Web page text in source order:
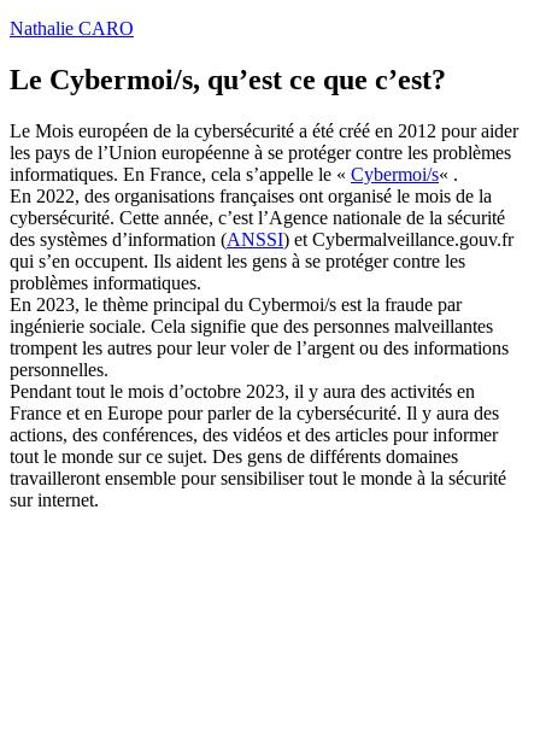
Nathalie CARO
Le Cybermoi/s, qu’est ce que c’est?
Le Mois européen de la cybersécurité a été créé en 2012 pour aider
les pays de l’Union européenne à se protéger contre les problèmes
informatiques. En France, cela s’appelle le « Cybermoi/s« .
En 2022, des organisations françaises ont organisé le mois de la
cybersécurité. Cette année, c’est l’Agence nationale de la sécurité
des systèmes d’information (ANSSI) et Cybermalveillance.gouv.fr
qui s’en occupent. Ils aident les gens à se protéger contre les
problèmes informatiques.
En 2023, le thème principal du Cybermoi/s est la fraude par
ingénierie sociale. Cela signifie que des personnes malveillantes
trompent les autres pour leur voler de l’argent ou des informations
personnelles.
Pendant tout le mois d’octobre 2023, il y aura des activités en
France et en Europe pour parler de la cybersécurité. Il y aura des
actions, des conférences, des vidéos et des articles pour informer
tout le monde sur ce sujet. Des gens de différents domaines
travailleront ensemble pour sensibiliser tout le monde à la sécurité
sur internet.